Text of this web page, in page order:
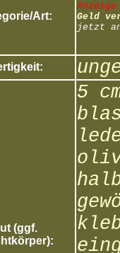
Art:
Anzeige
Geld
jetzt
(ggf.
5